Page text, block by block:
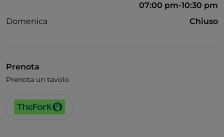
07:00 pm-10:30 pm
Domenica
Chiuso
Prenota
Prenota un tavolo